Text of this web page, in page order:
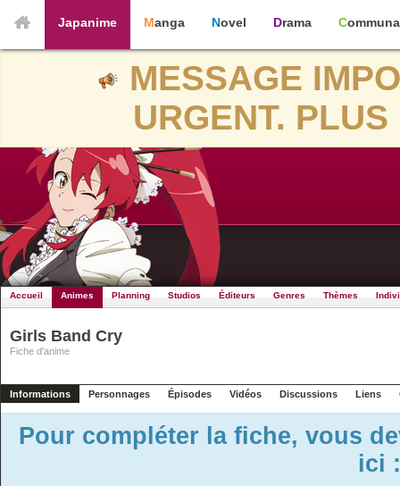
Japanime Manga Novel Drama
MESSAGE
URGENT.
Accueil Animes Planning Studios Éditeurs Genres Thèmes
Girls Band Cry
Fiche d'anime
Informations Personnages Épisodes Vidéos Discussions Liens
Pour compléter la fiche, vous
ici